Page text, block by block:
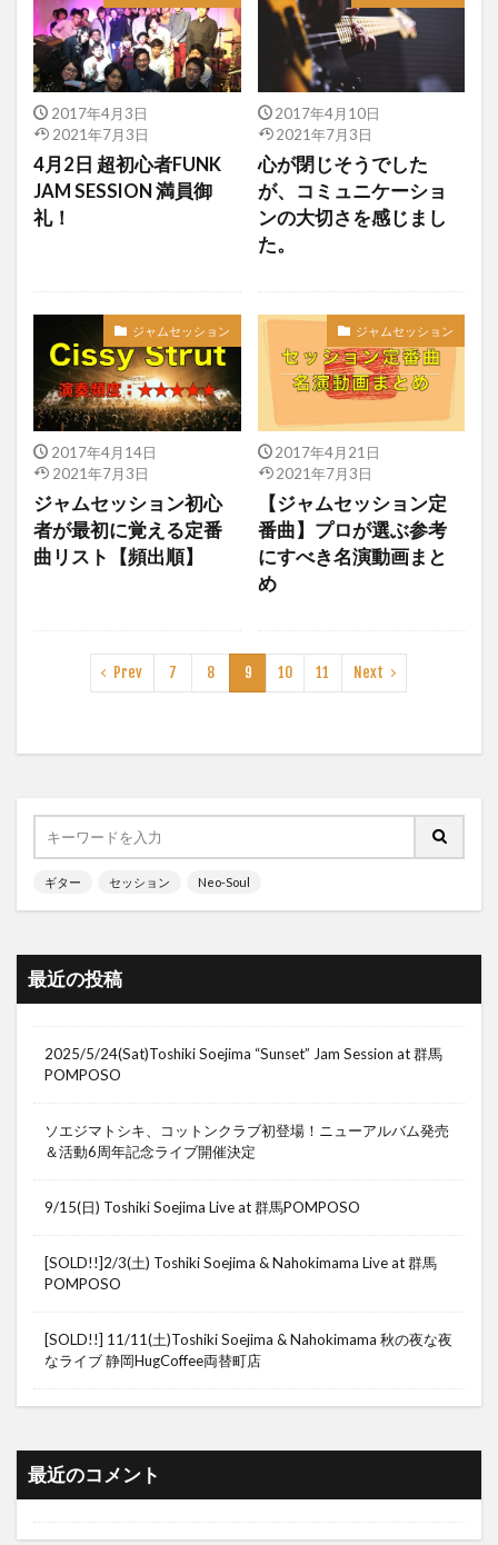
2017年4月3日
2021年7月3日
4月2日 超初心者FUNK
JAM SESSION 満員御
礼！
2017年4月10日
2021年7月3日
心が閉じそうでした
が、コミュニケーショ
ンの大切さを感じまし
た。
ジャムセッション
2017年4月14日
2021年7月3日
ジャムセッション初心
者が最初に覚える定番
曲リスト【頻出順】
ジャムセッション
2017年4月21日
2021年7月3日
【ジャムセッション定
番曲】プロが選ぶ参考
にすべき名演動画まと
め
Prev 7 8 9 10 11 Next
ギター セッション Neo-Soul
最近の投稿
2025/5/24(Sat)Toshiki Soejima “Sunset” Jam Session at 群馬
POMPOSO
ソエジマトシキ、コットンクラブ初登場！ニューアルバム発売
＆活動6周年記念ライブ開催決定
9/15(日) Toshiki Soejima Live at 群馬POMPOSO
[SOLD!!]2/3(土) Toshiki Soejima & Nahokimama Live at 群馬
POMPOSO
[SOLD!!] 11/11(土)Toshiki Soejima & Nahokimama 秋の夜な夜
なライブ 静岡HugCoffee両替町店
最近のコメント